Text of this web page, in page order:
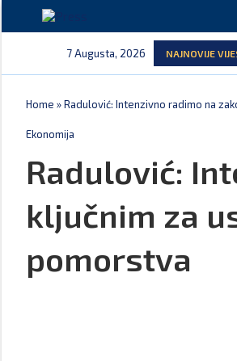
7 Augusta, 2026 NAJNOVIJE
Home »Radulović: Intenzivno radimo na
Ekonomija
Radulović:
ključnim za
pomorstva